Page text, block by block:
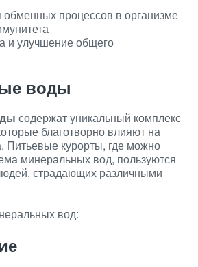
процессов в организме
и улучшение общего
воды
содержат уникальный комплекс
благотворно влияют на
Питьевые курорты, где можно
минеральных вод, пользуются
страдающих различными
вод: